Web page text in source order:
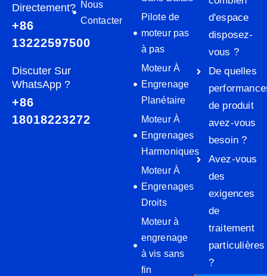
Directement?
+86
13222597500
Discuter Sur
WhatsApp ?
+86
18018223272
Nous
Contacter
Pilote de
moteur pas
à pas
Moteur À
Engrenage
Planétaire
Moteur À
Engrenages
Harmoniques
Moteur À
Engrenages
Droits
Moteur à
engrenage
à vis sans
fin
d'espace
disposez-
vous ?
De quelles
de produit
avez-vous
besoin ?
Avez-vous
des
exigences
de
traitement
particulières
?